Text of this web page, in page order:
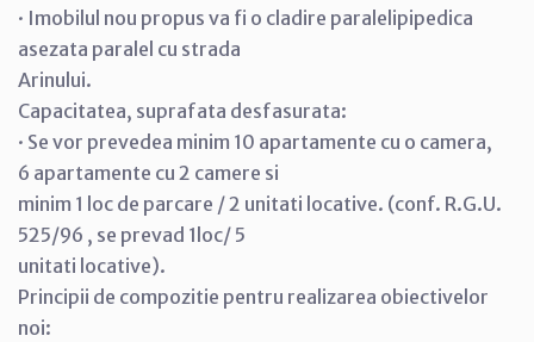
· Imobilul nou propus va fi o cladire paralelipipedica
asezata paralel cu strada
Arinului.
Capacitatea, suprafata desfasurata:
· Se vor prevedea minim 10 apartamente cu o camera,
6 apartamente cu 2 camere si
minim 1 loc de parcare / 2 unitati locative. (conf. R.G.U.
525/96 , se prevad 1loc/ 5
unitati locative).
Principii de compozitie pentru realizarea obiectivelor
noi: